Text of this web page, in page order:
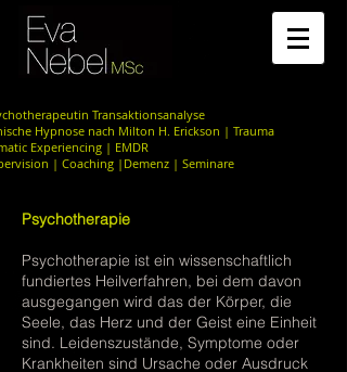
Transaktionsanalyse
Hypnose nach Milton H. Erickson | Trauma
Experiencing | EMDR
| Coaching |Demenz | Seminare
Psychotherapie
Psychotherapie ist ein wissenschaftlich
fundiertes Heilverfahren, bei dem davon
ausgegangen wird das der Körper, die
Seele, das Herz und der Geist eine Einheit
sind. Leidenszustände, Symptome oder
Krankheiten sind Ursache oder Ausdruck